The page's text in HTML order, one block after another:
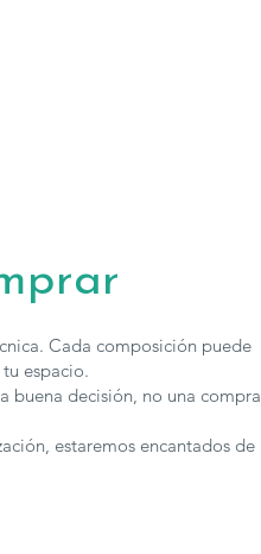
Cada composición puede
espacio.
buena decisión, no una compra
estaremos encantados de